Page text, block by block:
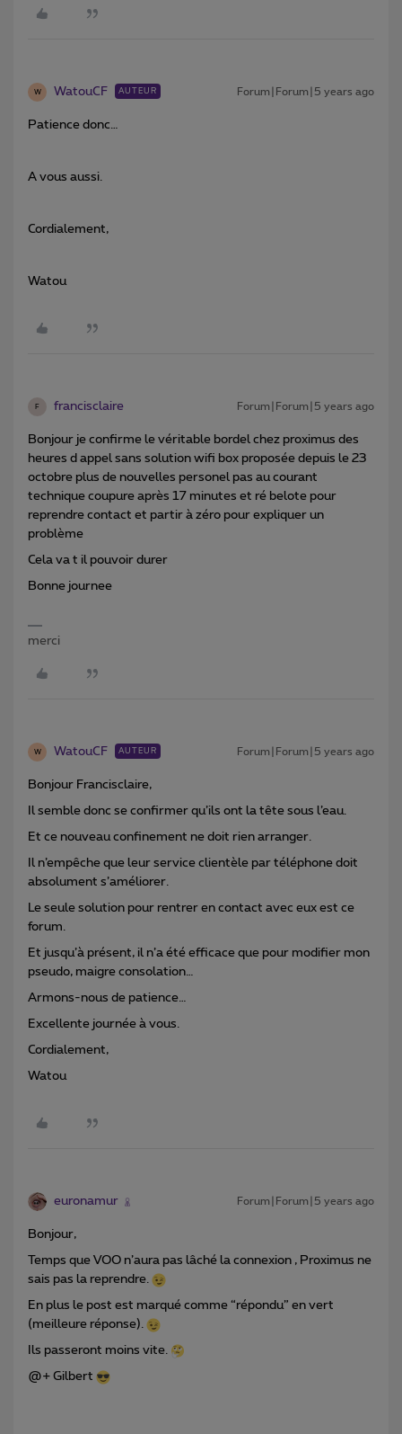
W WatouCF AUTEUR Forum|Forum|5 years ago
Patience donc…
A vous aussi.
Cordialement,
Watou
F francisclaire Forum|Forum|5 years ago
Bonjour je confirme le véritable bordel chez proximus des
heures d appel sans solution wifi box proposée depuis le 23
octobre plus de nouvelles personel pas au courant
technique coupure après 17 minutes et ré belote pour
reprendre contact et partir à zéro pour expliquer un
problème
Cela va t il pouvoir durer
Bonne journee
merci
W WatouCF AUTEUR Forum|Forum|5 years ago
Bonjour Francisclaire,
Il semble donc se confirmer qu’ils ont la tête sous l’eau.
Et ce nouveau confinement ne doit rien arranger.
Il n’empêche que leur service clientèle par téléphone doit
absolument s’améliorer.
Le seule solution pour rentrer en contact avec eux est ce
forum.
Et jusqu’à présent, il n’a été efficace que pour modifier mon
pseudo, maigre consolation…
Armons-nous de patience…
Excellente journée à vous.
Cordialement,
Watou
euronamur Forum|Forum|5 years ago
Bonjour,
Temps que VOO n’aura pas lâché la connexion , Proximus ne
sais pas la reprendre.
En plus le post est marqué comme “répondu” en vert
(meilleure réponse).
Ils passeront moins vite.
@+ Gilbert